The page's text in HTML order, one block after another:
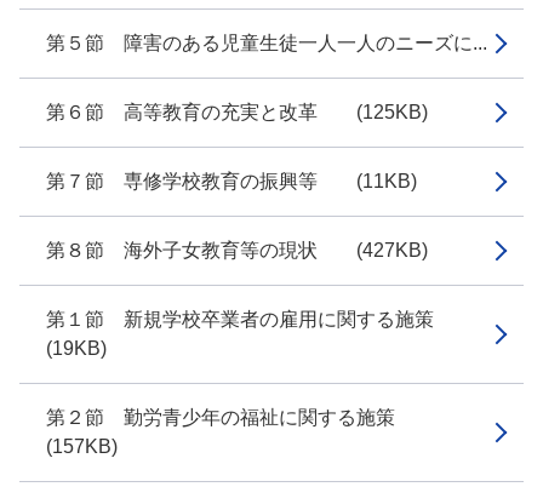
第５節 障害のある児童生徒一人一人のニーズに...
第６節 高等教育の充実と改革 (125KB)
第７節 専修学校教育の振興等 (11KB)
第８節 海外子女教育等の現状 (427KB)
第１節 新規学校卒業者の雇用に関する施策
(19KB)
第２節 勤労青少年の福祉に関する施策
(157KB)